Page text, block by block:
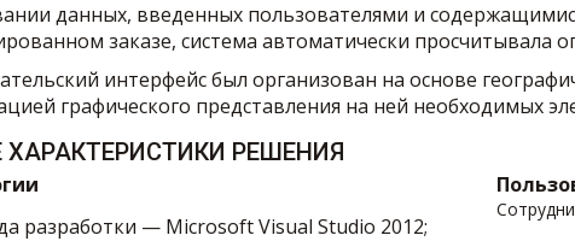
данных, введенных пользователями и
заказе, система автоматически просчитывала
интерфейс был организован на основе
графического представления на ней необходимых
РЕШЕНИЯ
разработки — Microsoft Visual Studio 2012;